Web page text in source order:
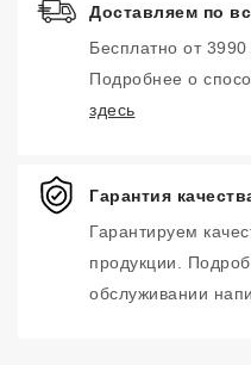
Доставляем по
Бесплатно от 3990
Подробнее о
здесь
Гарантия
Гарантируем
продукции.
обслуживании